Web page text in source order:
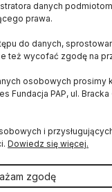
czy
w sklepach
konstrukcji
w
danych
prawa.
do danych,
też wycofać zgodę na
osobowych prosimy
Fundacja PAP, ul.
i
Dowiedz się więcej.
zgodę